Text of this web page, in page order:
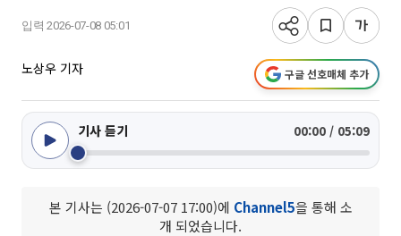
입력 2026-07-08 05:01
노상우 기자 구글 선호매체 추가
기사 듣기 00:00 / 05:09
본 기사는 (2026-07-07 17:00)에 Channel5을 통해 소
개 되었습니다.